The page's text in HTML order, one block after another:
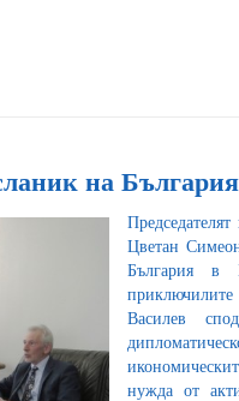
на
Цветан
България в
Василев
нужда от